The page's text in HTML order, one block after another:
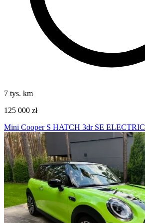
7 tys. km
125 000 zł
Mini Cooper S HATCH 3dr SE ELECTRIC